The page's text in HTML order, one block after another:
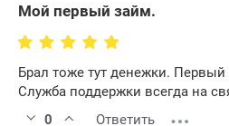
Мой первый займ.
Брал тоже тут денежки.
Служба поддержки всегда на
0
Ответить